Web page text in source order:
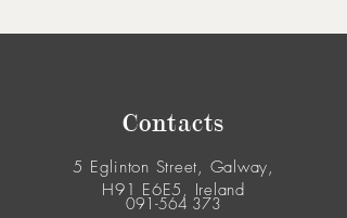
Contacts
5 Eglinton Street, Galway,
H91 E6E5, Ireland
091-564 373